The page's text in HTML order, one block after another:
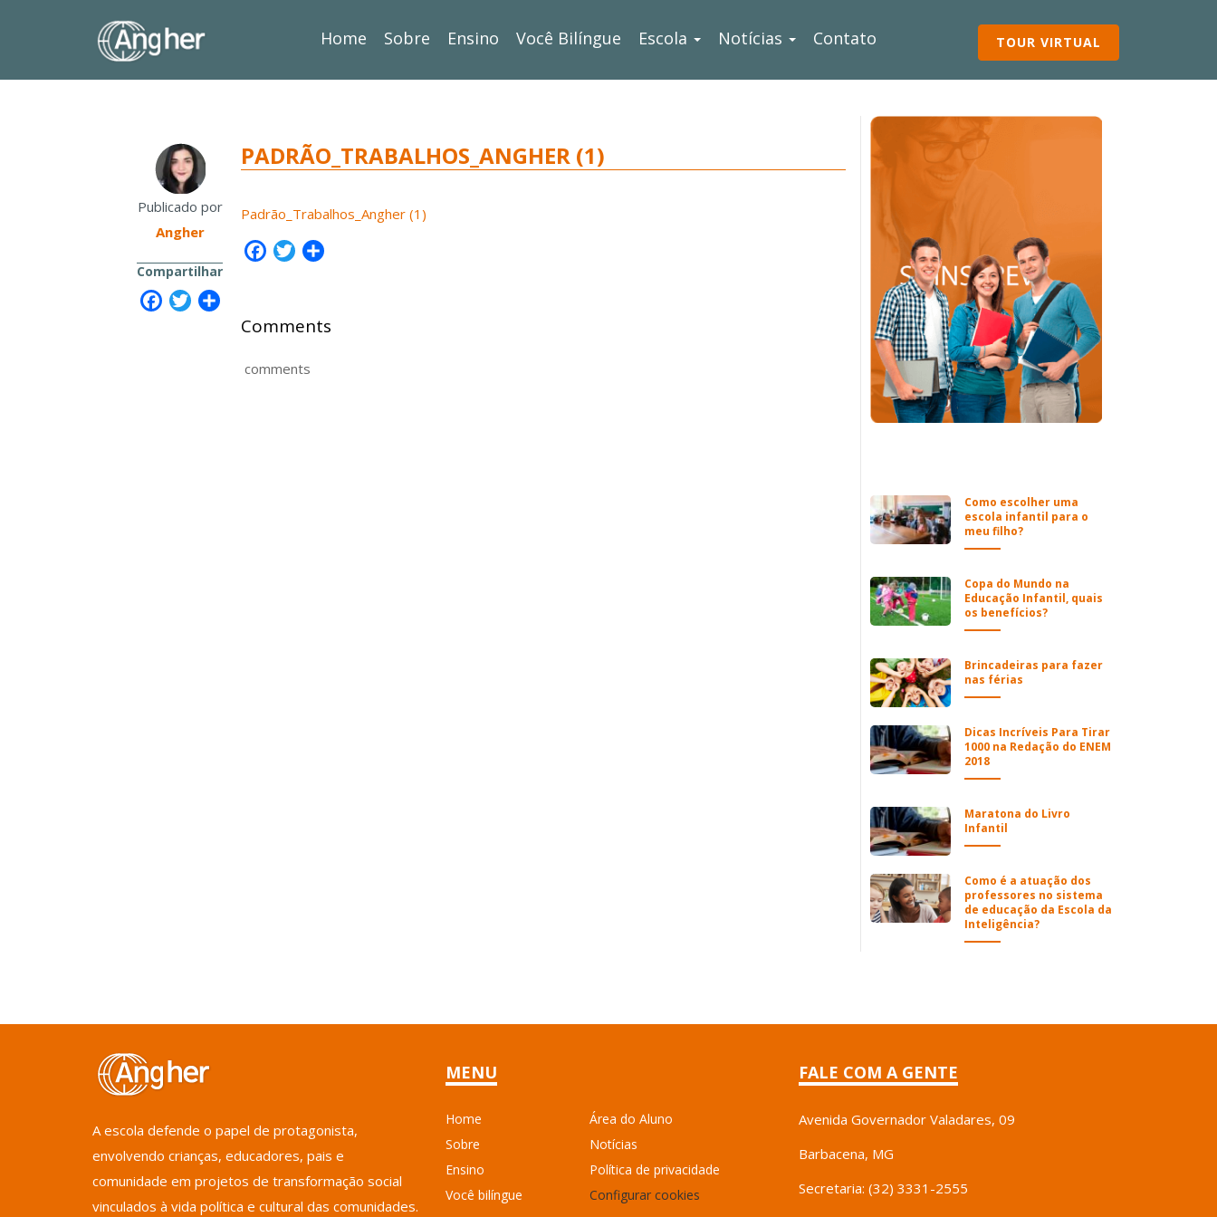
Home Sobre Ensino Você Bilíngue Escola Notícias Contato TOUR VIRTUAL
Publicado por
Angher
Compartilhar
Facebook
TwitterShare
PADRÃO_TRABALHOS_ANGHER (1)
Padrão_Trabalhos_Angher (1)
Facebook
TwitterShare
Comments
comments
Como escolher uma
escola infantil para o
meu filho?
Copa do Mundo na
Educação Infantil, quais
os benefícios?
Brincadeiras para fazer
nas férias
Dicas Incríveis Para Tirar
1000 na Redação do ENEM
2018
Maratona do Livro
Infantil
Como é a atuação dos
professores no sistema
de educação da Escola da
Inteligência?
A escola defende o papel de protagonista,
envolvendo crianças, educadores, pais e
comunidade em projetos de transformação social
vinculados à vida política e cultural das comunidades.
MENU
Home
Sobre
Ensino
Você bilíngue
Área do Aluno
Notícias
Política de privacidade
Configurar cookies
FALE COM A GENTE
Avenida Governador Valadares, 09
Barbacena, MG
Secretaria: (32) 3331-2555